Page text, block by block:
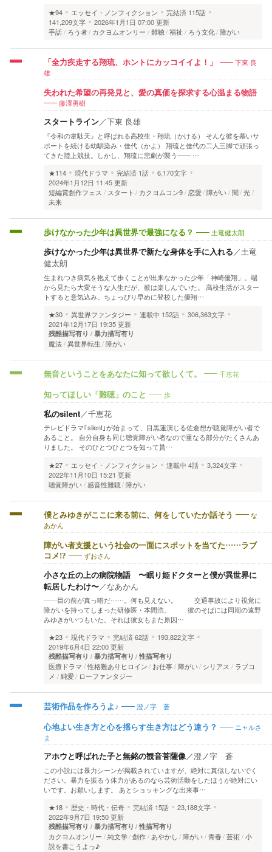
★94
エッセイ・ノンフィクション 完結済 115話
141,209文字
2026年1月1日 07:00 更新
手話
ろう者 カクヨムオンリー 難聴 福祉 ろう文化 障がい
「全力疾走する翔琉、ホントにカッコイイよ！」
下東 良
雄
失われた希望の再発見と、愛の真価を探求する心温まる物語
藤澤勇樹
スタートライン／下東 良雄
『令和の韋駄天』と呼ばれる高校生・翔琉（かける） そんな彼を慕いサ
ポートを続ける幼馴染み・佳代（かよ） 翔琉と佳代の二人三脚で頑張っ
てきた陸上競技。しかし、翔琉に悲劇が襲う―― …
★114
現代ドラマ 完結済 1話
6,170文字
2024年1月12日 11:45 更新
短編賞創作フェス
スタート カクヨムコン9 恋愛 障がい 闇 光
未来
歩けなかった少年は異世界で最強になる？ 土竜健太朗
歩けなかった少年は異世界で新たな身体を手に入れる／土竜
健太朗
生まれつき病気を抱えて歩くことが出来なかった少年「神崎優翔」。端
から見たら大変そうな人生だが、彼は楽しんでいた。 高校生活がスター
トすると意気込み。ちょっぴり早めに登校した優翔…
★30
異世界ファンタジー 連載中 152話
306,363文字
2021年12月17日 19:35 更新
残酷描写有り 暴力描写有り
魔法 異世界転生 障がい
無音ということをあなたに知って欲しくて。 千恵花
知ってほしい「難聴」のこと 歩
私のsilent／千恵花
テレビドラマ｢silent｣が始まって、目黒蓮演じる佐倉想が聴覚障がい者で
あること。 自分自身も同じ聴覚障がい者なので重なる部分がたくさんあ
りました。 そのひとつひとつを知って貰…
★27
エッセイ・ノンフィクション 連載中 4話
3,324文字
2022年11月10日 15:21 更新
聴覚障がい 感音性難聴 障がい
僕とみゆきがここに来る前に、何をしていたか話そう
な
あかん
障がい者支援という社会の一面にスポットを当てた……ラブ
コメ!?
ずおさん
小さな丘の上の病院物語 〜眠り姫ドクターと僕が異世界に
転居したわけ〜／なあかん
――目の前が真っ暗だ……。何も見えない。 交通事故により視覚に
障がいを持ってしまった研修医・本間浩。 彼のそばには同期の遠野
みゆきがいつもいた。それは彼女もまた原因…
★23
現代ドラマ 完結済62話
193,822文字
2019年6月4日 22:00 更新
残酷描写有り 暴力描写有り 性描写有り
医療ドラマ 性格難ありヒロイン お仕事 障がい シリアス
ラブコ
メ
純愛 ローファンタジー
芸術作品を作ろうよ♪ 澄ノ字 蒼
心地よい生き方と心を揺らす生き方はどう違う？
ニャルさ
ま
アホウと呼ばれた子と無銘の観音菩薩像／澄ノ字 蒼
この小説には暴力シーンが掲載されていますが、絶対に真似しないでく
ださい。暴力を振るう体力があるのなら芸術活動をしたほうが絶対にい
いです。お願いします。 あとショッキングな出来事…
★18
歴史・時代・伝奇 完結済 15話
23,188文字
2022年9月7日 19:50 更新
残酷描写有り 暴力描写有り 性描写有り
カクヨムオンリー 純文学 創作 あやかし 障がい 青春 芸術 小
説を書こうよっ♪